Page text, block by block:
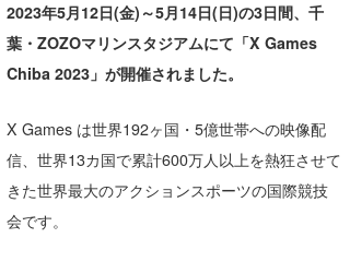
今月のプレゼント
2023年5月12日(金)～5月14日(日)の3日間、千
葉・ZOZOマリンスタジアムにて「X Games
Chiba 2023」が開催されました。
X Games は世界192ヶ国・5億世帯への映像配
信、世界13カ国で累計600万人以上を熱狂させて
きた世界最大のアクションスポーツの国際競技
会です。
湘南
千葉北
千葉南
大阪
お知らせ
その他
VOTE!
サーファーズ